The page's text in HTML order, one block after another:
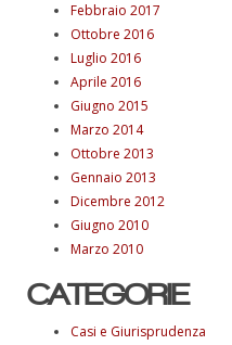
Febbraio 2017
Ottobre 2016
Luglio 2016
Aprile 2016
Giugno 2015
Marzo 2014
Ottobre 2013
Gennaio 2013
Dicembre 2012
Giugno 2010
Marzo 2010
CATEGORIE
Casi e Giurisprudenza